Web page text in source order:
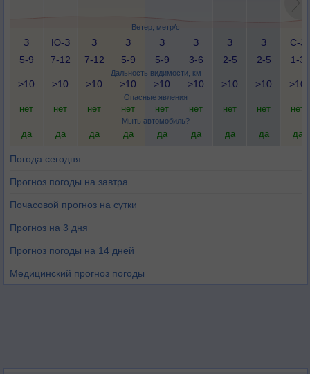
Ветер, метр/с
Дальность видимости, км
Опасные явления
Мыть автомобиль?
З
5-9
Ю-З
7-12
З
7-12
З
5-9
З
5-9
З
3-6
З
2-5
З
2-5
С-З
1-3
>10 >10 >10 >10 >10 >10 >10 >10 >10
нет нет нет нет нет нет нет нет нет
да да да да да да да да да
Погода сегодня
Прогноз погоды на завтра
Почасовой прогноз на сутки
Прогноз на 3 дня
Прогноз погоды на 14 дней
Медицинский прогноз погоды